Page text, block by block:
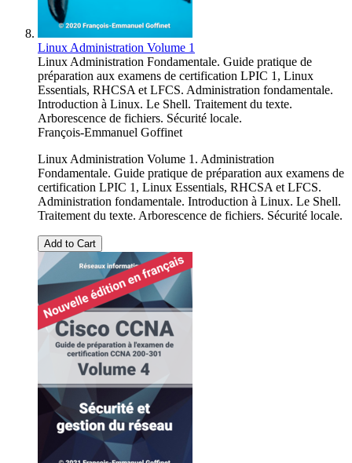
Linux Administration Volume 1
Linux Administration Fondamentale. Guide pratique de
préparation aux examens de certification LPIC 1, Linux
Essentials, RHCSA et LFCS. Administration fondamentale.
Introduction à Linux. Le Shell. Traitement du texte.
Arborescence de fichiers. Sécurité locale.
François-Emmanuel Goffinet
Linux Administration Volume 1. Administration
Fondamentale. Guide pratique de préparation aux examens de
certification LPIC 1, Linux Essentials, RHCSA et LFCS.
Administration fondamentale. Introduction à Linux. Le Shell.
Traitement du texte. Arborescence de fichiers. Sécurité locale.
Add to Cart